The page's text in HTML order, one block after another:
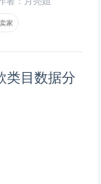
家
类目数据分